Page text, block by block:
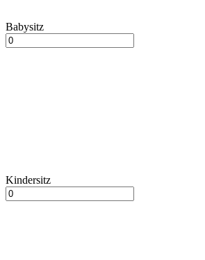
Babysitz
Kindersitz